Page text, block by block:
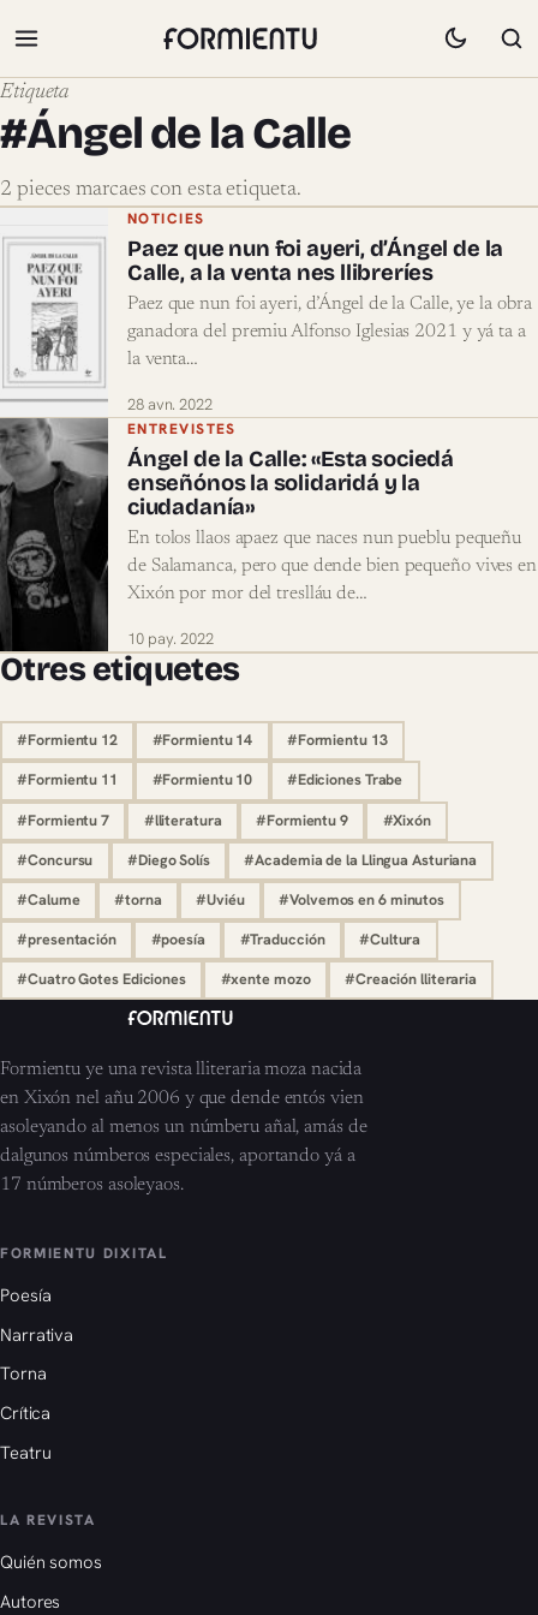
Etiqueta
#Ángel de la Calle
2 pieces marcaes con esta etiqueta.
Pieces marcaes con #Ángel de la Calle
NOTICIES
Paez que nun foi ayeri, d’Ángel de la
Calle, a la venta nes llibreríes
Paez que nun foi ayeri, d’Ángel de la Calle, ye la obra
ganadora del premiu Alfonso Iglesias 2021 y yá ta a
la venta…
28 avn. 2022
ENTREVISTES
Ángel de la Calle: «Esta sociedá
enseñónos la solidaridá y la
ciudadanía»
En tolos llaos apaez que naces nun pueblu pequeñu
de Salamanca, pero que dende bien pequeño vives en
Xixón por mor del treslláu de…
10 pay. 2022
Otres etiquetes
#Formientu 12 #Formientu 14 #Formientu 13
#Formientu 11 #Formientu 10 #Ediciones Trabe
#Formientu 7 #lliteratura #Formientu 9 #Xixón
#Concursu #Diego Solís #Academia de la Llingua Asturiana
#Calume #torna #Uviéu #Volvemos en 6 minutos
#presentación #poesía #Traducción #Cultura
#Cuatro Gotes Ediciones #xente mozo #Creación lliteraria
Formientu ye una revista lliteraria moza nacida
en Xixón nel añu 2006 y que dende entós vien
asoleyando al menos un númberu añal, amás de
dalgunos númberos especiales, aportando yá a
17 númberos asoleyaos.
FORMIENTU DIXITAL
Poesía
Narrativa
Torna
Crítica
Teatru
LA REVISTA
Quién somos
Autores